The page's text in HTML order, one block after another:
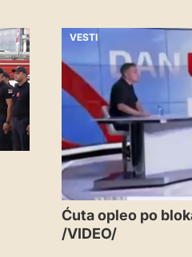
VESTI
Ćuta opleo po
/VIDEO/